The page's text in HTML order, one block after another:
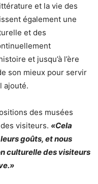
et la vie des
également une
et des
et jusqu’à l’ère
son mieux pour servir
ajouté.
des musées
visiteurs. «Cela
goûts, et nous
culturelle des visiteurs